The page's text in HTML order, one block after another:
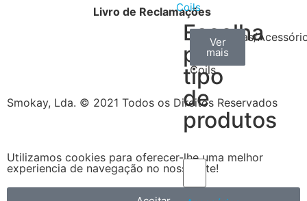
Coils
Escolha
por
tipo
de
produtos
Arame
Coils
Ver
mais
Algodão
Ver
mais
Ferramentas/
Ver
mais
Livro de Reclamações
Smokay, Lda. © 2021 Todos os Direitos Reservados
Utilizamos cookies para oferecer-lhe uma melhor
experiencia de navegação no nosso site!